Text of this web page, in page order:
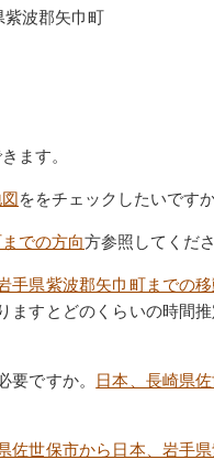
紫波郡矢巾町
ます。
ををチェックしたいですか
での方向方参照してくださ
手県紫波郡矢巾町までの
すとどのくらいの時間
要ですか。
日本、長崎県
佐世保市から日本、岩手